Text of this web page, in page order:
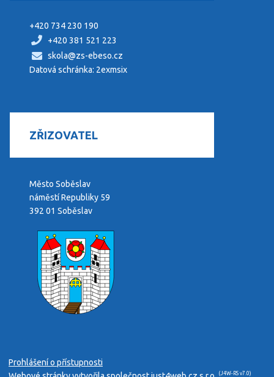
+420 734 230 190
+420 381 521 223
skola@zs-ebeso.cz
Datová schránka: 2exmsix
ZŘIZOVATEL
Město Soběslav
náměstí Republiky 59
392 01 Soběslav
Prohlášení o přístupnosti
(J4W-RS v7.0)